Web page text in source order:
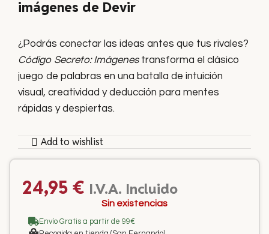
imágenes de Devir
¿Podrás conectar las ideas antes que tus rivales?
Código Secreto: Imágenestransforma el clásico
juego de palabras en una batalla de intuición
visual, creatividad y deducción para mentes
rápidas y despiertas.
Add to wishlist
24,95 € I.V.A. Incluido
Sin existencias
Envío Gratis a partir de 99€